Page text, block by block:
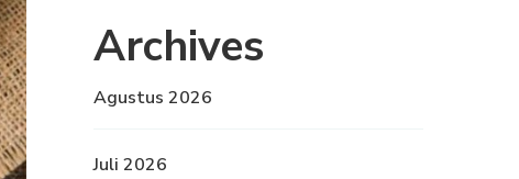
Archives
Agustus 2026
Juli 2026